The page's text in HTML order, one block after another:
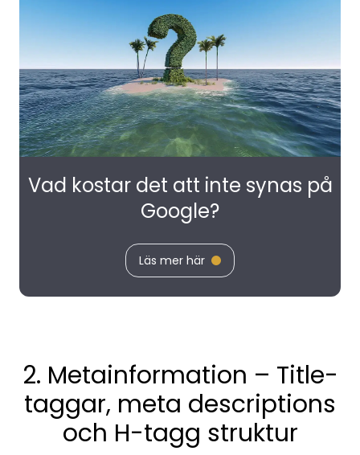
Vad kostar det att inte synas på
Google?
Läs mer här
2. Metainformation – Title-
taggar, meta descriptions
och H-tagg struktur